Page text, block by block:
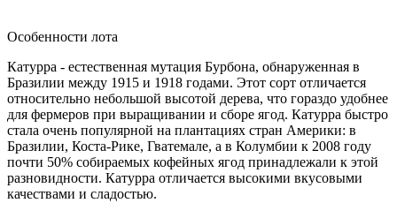
Особенности лота
Катурра - естественная мутация Бурбона, обнаруженная в
Бразилии между 1915 и 1918 годами. Этот сорт отличается
относительно небольшой высотой дерева, что гораздо удобнее
для фермеров при выращивании и сборе ягод. Катурра быстро
стала очень популярной на плантациях стран Америки: в
Бразилии, Коста-Рике, Гватемале, а в Колумбии к 2008 году
почти 50% собираемых кофейных ягод принадлежали к этой
разновидности. Катурра отличается высокими вкусовыми
качествами и сладостью.